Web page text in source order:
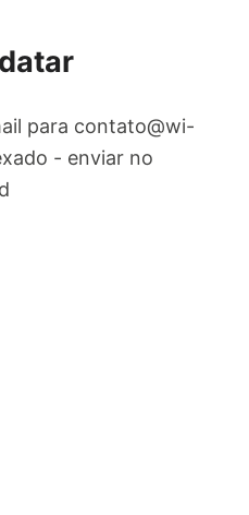
para contato@wi-
- enviar no